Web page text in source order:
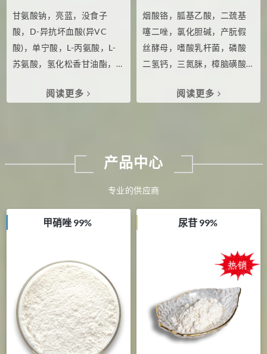
甘氨酸钠，亮蓝，没食子
酸，D-异抗坏血酸(异VC
酸)，单宁酸，L-丙氨酸，L-
苏氨酸，氢化松香甘油酯，
酰-D-氨基葡萄糖，茴香基丙
阅读更多
烟酸铬，胍基乙酸，二巯基
噻二唑，氯化胆碱，产朊假
丝酵母，嗜酸乳杆菌，磷酸
二氢钙，三氮脒，樟脑磺酸
阅读更多
产品中心
专业的供应商
甲硝唑 99% 尿苷 99%